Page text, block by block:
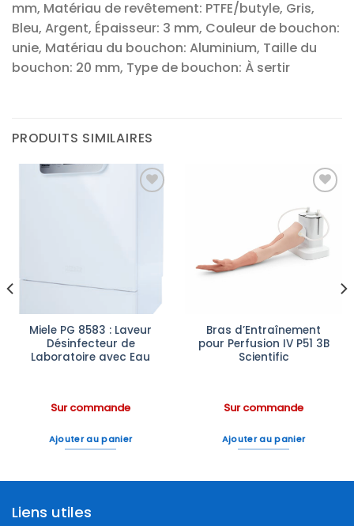
mm, Matériau de revêtement: PTFE/butyle, Gris,
Bleu, Argent, Épaisseur: 3 mm, Couleur de bouchon:
unie, Matériau du bouchon: Aluminium, Taille du
bouchon: 20 mm, Type de bouchon: À sertir
PRODUITS SIMILAIRES
Miele PG 8583 : Laveur
Désinfecteur de
Laboratoire avec Eau
Sur commande
Ajouter au panier
Ajouter
à la liste
d’envies
Bras d’Entraînement
pour Perfusion IV P51 3B
Scientific
Sur commande
Ajouter au panier
Liens utiles